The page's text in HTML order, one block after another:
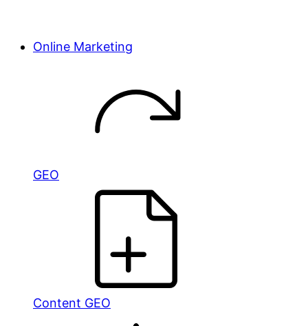
Online Marketing
GEO
Content GEO